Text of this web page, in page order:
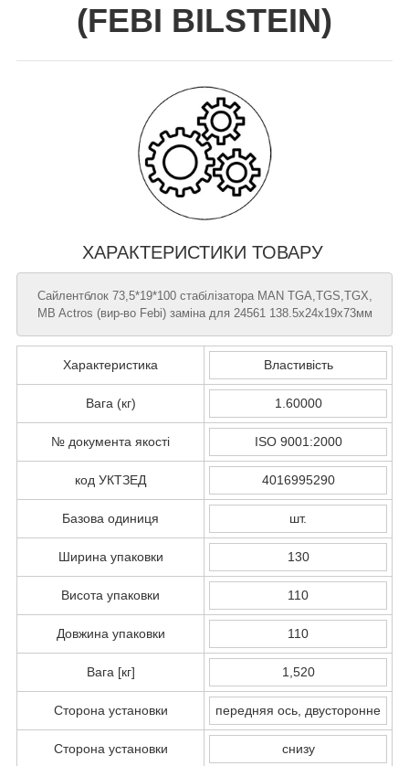
(FEBI BILSTEIN)
ХАРАКТЕРИСТИКИ ТОВАРУ
Сайлентблок 73,5*19*100 стабілізатора MAN TGA,TGS,TGX,
MB Actros (вир-во Febi) заміна для 24561 138.5х24х19х73мм
Характеристика Властивість
Вага (кг) 1.60000
№ документа якості ISO 9001:2000
код УКТЗЕД 4016995290
Базова одиниця шт.
Ширина упаковки 130
Висота упаковки 110
Довжина упаковки 110
Вага [кг] 1,520
Сторона установки передняя ось, двусторонне
Сторона установки снизу